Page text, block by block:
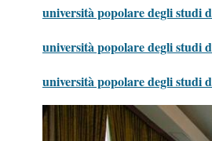
università popolare degli studi
università popolare degli studi
università popolare degli studi